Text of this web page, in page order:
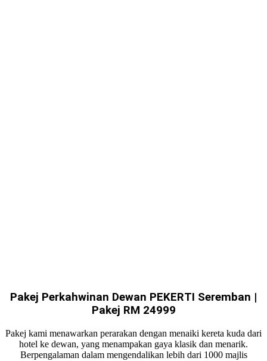
Pakej Perkahwinan Dewan PEKERTI Seremban |
Pakej RM 24999
Pakej kami menawarkan perarakan dengan menaiki kereta kuda dari
hotel ke dewan, yang menampakan gaya klasik dan menarik.
Berpengalaman dalam mengendalikan lebih dari 1000 majlis